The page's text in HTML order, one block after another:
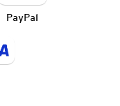
PayPal